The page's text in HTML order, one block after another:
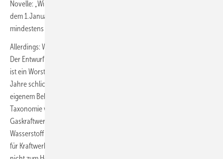
Novelle: „Wir begrüßen ausdrücklich die erneute Bekräftigung, dass ab
dem 1. Januar 2024 möglichst jede neu eingebaute Heizung zu
mindestens 65 % mit erneuerbaren Energien betrieben werden muss.
Allerdings: Wir brauchen Klimaschutz statt Klimaschutz-Readyness.
Der Entwurf wurde deutlich aufgeweicht. H2-Readyness für Heizungen
ist ein Worst-Case-Szenario, da so Gas-Heizkessel über viele weitere
Jahre schlicht mit Erdgas betrieben werden können. Schon nach
eigenem Bekunden der Gaswirtschaft im Rahmen der Debatte zur EU-
Taxonomie wurde in Bezug auf die „grüne“ Eigenschaft von
Gaskraftwerken überzeugend und unwidersprochen dargelegt, dass
Wasserstoff auf mittlere und lange Sicht nicht in ausreichendem Maß
für Kraftwerke zur Verfügung stehen könne – und damit erst recht